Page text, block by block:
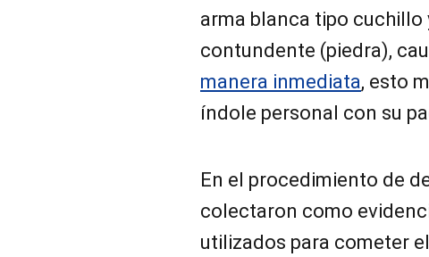
arma blanca tipo
contundente (piedra),
manera inmediata, esto
índole personal con su
En el procedimiento de
colectaron como
utilizados para cometer